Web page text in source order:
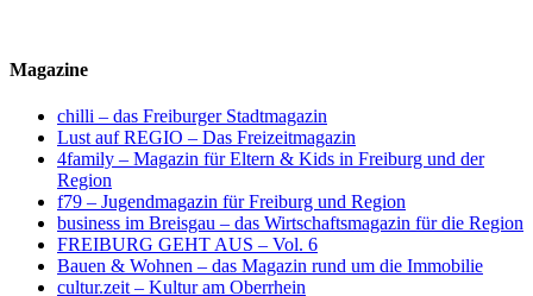
Magazine
chilli – das Freiburger Stadtmagazin
Lust auf REGIO – Das Freizeitmagazin
4family – Magazin für Eltern & Kids in Freiburg und der
Region
f79 – Jugendmagazin für Freiburg und Region
business im Breisgau – das Wirtschaftsmagazin für die Region
FREIBURG GEHT AUS – Vol. 6
Bauen & Wohnen – das Magazin rund um die Immobilie
cultur.zeit – Kultur am Oberrhein